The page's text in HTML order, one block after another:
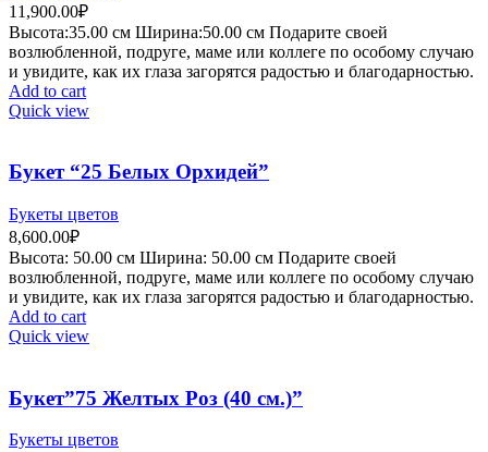
11,900.00₽
Высота:35.00 см Ширина:50.00 см Подарите своей
возлюбленной, подруге, маме или коллеге по особому случаю
и увидите, как их глаза загорятся радостью и благодарностью.
Add to cart
Quick view
Букет “25 Белых Орхидей”
Букеты цветов
8,600.00₽
Высота: 50.00 см Ширина: 50.00 см Подарите своей
возлюбленной, подруге, маме или коллеге по особому случаю
и увидите, как их глаза загорятся радостью и благодарностью.
Add to cart
Quick view
Букет”75 Желтых Роз (40 см.)”
Букеты цветов